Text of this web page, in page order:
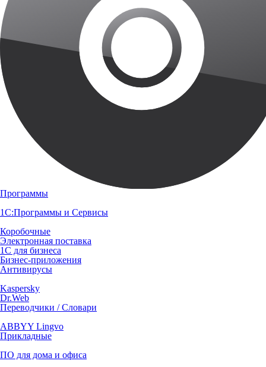
Программы
1С:Программы и Сервисы
Коробочные
Электронная поставка
1С для бизнеса
Бизнес-приложения
Антивирусы
Kaspersky
Dr.Web
Переводчики / Словари
ABBYY Lingvo
Прикладные
ПО для дома и офиса